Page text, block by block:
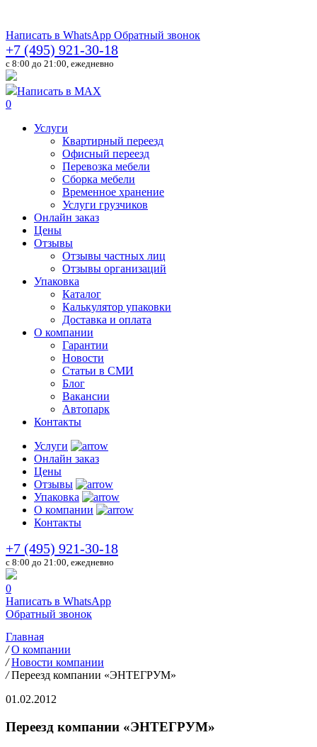
Написать в WhatsApp Обратный звонок
+7 (495) 921-30-18
c 8:00 до 21:00, ежедневно
Написать в MAX
0
Услуги
Квартирный переезд
Офисный переезд
Перевозка мебели
Сборка мебели
Временное хранение
Услуги грузчиков
Онлайн заказ
Цены
Отзывы
Отзывы частных лиц
Отзывы организаций
Упаковка
Каталог
Калькулятор упаковки
Доставка и оплата
О компании
Гарантии
Новости
Статьи в СМИ
Блог
Вакансии
Автопарк
Контакты
Услуги
Онлайн заказ
Цены
Отзывы
Упаковка
О компании
Контакты
+7 (495) 921-30-18
c 8:00 до 21:00, ежедневно
0
Написать в WhatsApp
Обратный звонок
Главная
/ О компании
/ Новости компании
/ Переезд компании «ЭНТЕГРУМ»
01.02.2012
Переезд компании «ЭНТЕГРУМ»